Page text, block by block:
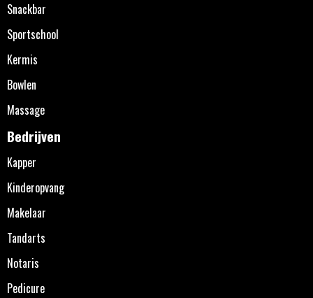
Snackbar
Sportschool
Kermis
Bowlen
Massage
Bedrijven
Kapper
Kinderopvang
Makelaar
Tandarts
Notaris
Pedicure